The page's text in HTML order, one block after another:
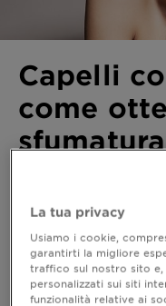
Capelli
come
sfumatura
Capelli color
tipo di carnagione e
caratteristiche di
chi sta bene in
La tua privacy
Usiamo i cookie,
garantirti la migliore
traffico sul nostro sito e,
personalizzati sui siti
funzionalità relative ai